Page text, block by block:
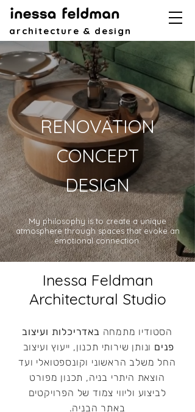
architecture & design
RENOVATION
CONCEPT
DESIGN
My philosophy is to create a unique
atmosphere through spaces that evoke an
emotional connection.
Inessa Feldman
Architectural Studio
​הסטודיו מתמחה באדריכלות ועיצוב
פנים ונותן שירותי תכנון, ייעוץ ועיצוב
החל משלב הראשוני וקונספטואלי ועד
הוצאת היתרי בניה, תכנון מפורט
לביצוע וליווי צמוד של הפרויקטים
באתר הבניה.